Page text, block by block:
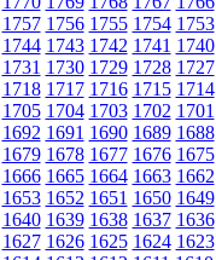
1757 1756 1755 1754 1753
1744 1743 1742 1741 1740
1731 1730 1729 1728 1727
1718 1717 1716 1715 1714
1705 1704 1703 1702 1701
1692 1691 1690 1689 1688
1679 1678 1677 1676 1675
1666 1665 1664 1663 1662
1653 1652 1651 1650 1649
1640 1639 1638 1637 1636
1627 1626 1625 1624 1623